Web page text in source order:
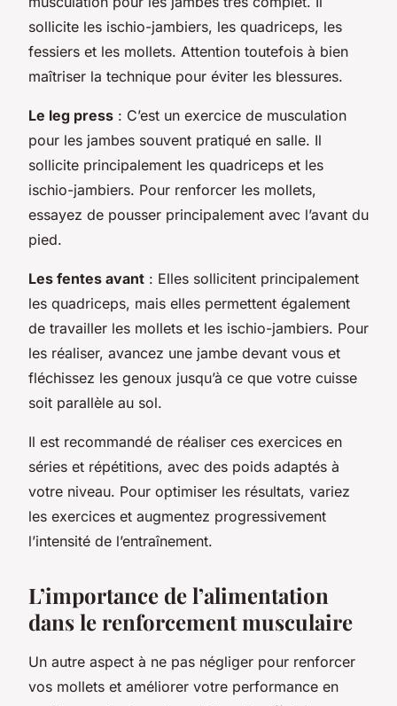
sollicite les ischio-jambiers, les quadriceps, les
fessiers et les mollets. Attention toutefois à bien
maîtriser la technique pour éviter les blessures.
Le leg press : C’est un exercice de musculation
pour les jambes souvent pratiqué en salle. Il
sollicite principalement les quadriceps et les
ischio-jambiers. Pour renforcer les mollets,
essayez de pousser principalement avec l’avant du
pied.
Les fentes avant : Elles sollicitent principalement
les quadriceps, mais elles permettent également
de travailler les mollets et les ischio-jambiers. Pour
les réaliser, avancez une jambe devant vous et
fléchissez les genoux jusqu’à ce que votre cuisse
soit parallèle au sol.
Il est recommandé de réaliser ces exercices en
séries et répétitions, avec des poids adaptés à
votre niveau. Pour optimiser les résultats, variez
les exercices et augmentez progressivement
l’intensité de l’entraînement.
L’importance de l’alimentation
dans le renforcement musculaire
Un autre aspect à ne pas négliger pour renforcer
vos mollets et améliorer votre performance en